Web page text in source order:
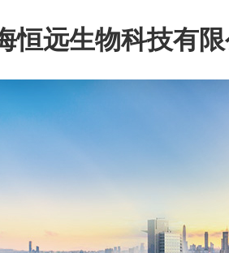
恒远生物科技有